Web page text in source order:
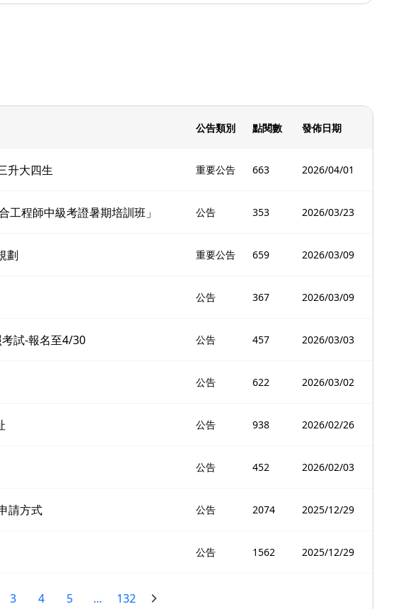
公告類別 點閱數 發佈日期
升大四生 重要公告 663 2026/04/01
工程師中級考證暑期培訓班」 公告 353 2026/03/23
劃 重要公告 659 2026/03/09
公告 367 2026/03/09
考試-報名至4/30 公告 457 2026/03/03
公告 622 2026/03/02
公告 938 2026/02/26
公告 452 2026/02/03
請方式 公告 2074 2025/12/29
公告 1562 2025/12/29
3 4 5 ... 132